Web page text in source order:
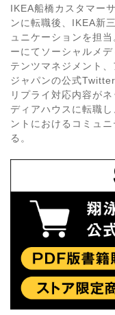
IKEA船橋カスタマー
ンに転職後、IKEA新
ュニケーションを担
ーにてソーシャルメ
テンツマネジメント
ジャパンの公式
リプライ対応内容が
ディアハウスに転職
ントにおけるコミュ
る。